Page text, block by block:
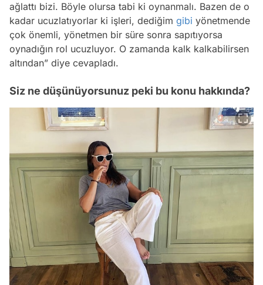
ağlattı bizi. Böyle olursa tabi ki oynanmalı. Bazen de o
kadar ucuzlatıyorlar ki işleri, dediğim gibi yönetmende
çok önemli, yönetmen bir süre sonra sapıtıyorsa
oynadığın rol ucuzluyor. O zamanda kalk kalkabilirsen
altından” diye cevapladı.
Siz ne düşünüyorsunuz peki bu konu hakkında?